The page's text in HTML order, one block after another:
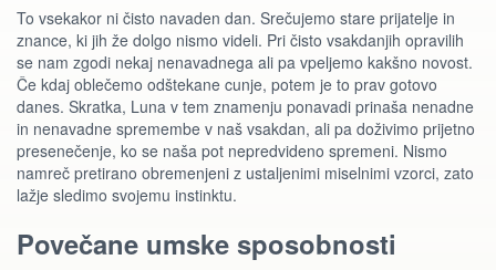
To vsekakor ni čisto navaden dan. Srečujemo stare prijatelje in
znance, ki jih že dolgo nismo videli. Pri čisto vsakdanjih opravilih
se nam zgodi nekaj nenavadnega ali pa vpeljemo kakšno novost.
Če kdaj oblečemo odštekane cunje, potem je to prav gotovo
danes. Skratka, Luna v tem znamenju ponavadi prinaša nenadne
in nenavadne spremembe v naš vsakdan, ali pa doživimo prijetno
presenečenje, ko se naša pot nepredvideno spremeni. Nismo
namreč pretirano obremenjeni z ustaljenimi miselnimi vzorci, zato
lažje sledimo svojemu instinktu.
Povečane umske sposobnosti